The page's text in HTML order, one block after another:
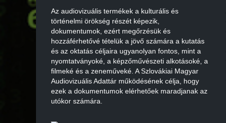
Az audiovizuális termékek a kulturális és
történelmi örökség részét képezik,
dokumentumok, ezért megőrzésük és
hozzáférhetővé tételük a jövő számára a kutatás
és az oktatás céljaira ugyanolyan fontos, mint a
nyomtatványoké, a képzőművészeti alkotásoké, a
filmeké és a zeneműveké. A Szlovákiai Magyar
Audiovizuális Adattár működésének célja, hogy
ezek a dokumentumok elérhetőek maradjanak az
utókor számára.